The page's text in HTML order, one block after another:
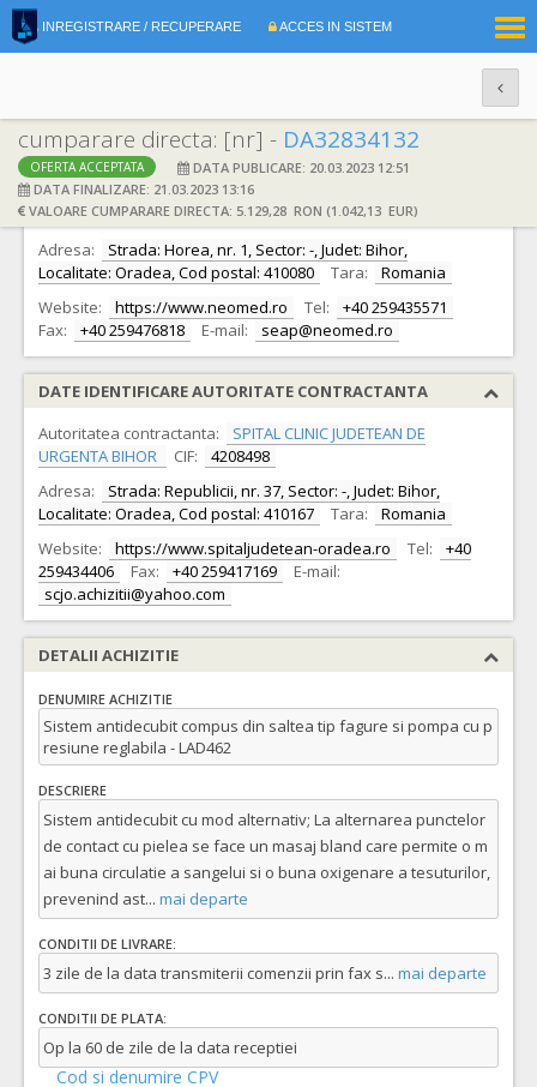
INREGISTRARE / RECUPERARE ACCES IN SISTEM
cumparare directa: [nr] - DA32834132
OFERTA ACCEPTATA
DATA PUBLICARE: 20.03.2023 12:51
DATA FINALIZARE: 21.03.2023 13:16
VALOARE CUMPARARE DIRECTA: 5.129,28 RON (1.042,13 EUR)
DATE IDENTIFICARE OFERTANT
Ofertant: S.C. NEOMED S.R.L. CIF: 8728108
Adresa:
Strada: Horea, nr. 1, Sector: -, Judet: Bihor,
Localitate: Oradea, Cod postal: 410080
Tara:
Romania
Website:
https://www.neomed.ro Tel:
+40 259435571
Fax:
+40 259476818 E-mail: seap@neomed.ro
DATE IDENTIFICARE AUTORITATE CONTRACTANTA
Autoritatea contractanta:
SPITAL CLINIC JUDETEAN DE
URGENTA BIHOR
CIF:
4208498
Adresa:
Strada: Republicii, nr. 37, Sector: -, Judet: Bihor,
Localitate: Oradea, Cod postal: 410167
Tara:
Romania
Website:
https://www.spitaljudetean-oradea.ro Tel:
+40
259434406
Fax: +40 259417169
E-mail:
scjo.achizitii@yahoo.com
DETALII ACHIZITIE
DENUMIRE ACHIZITIE
Sistem antidecubit compus din saltea tip fagure si pompa cu p
resiune reglabila - LAD462
DESCRIERE
Sistem antidecubit cu mod alternativ; La alternarea punctelor
de contact cu pielea se face un masaj bland care permite o m
ai buna circulatie a sangelui si o buna oxigenare a tesuturilor,
prevenind ast... mai departe
CONDITII DE LIVRARE:
3 zile de la data transmiterii comenzii prin fax s... mai departe
CONDITII DE PLATA:
Op la 60 de zile de la data receptiei
Cod si denumire CPV